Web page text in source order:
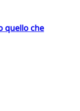
quello che